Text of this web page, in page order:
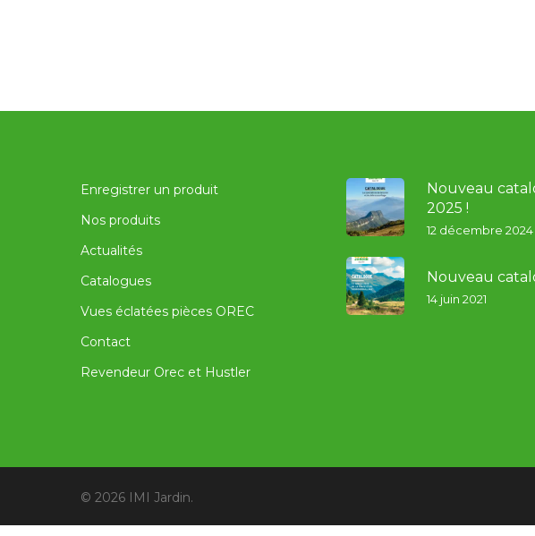
Enregistrer un produit
Nos produits
Actualités
Catalogues
Vues éclatées pièces OREC
Contact
Revendeur Orec et Hustler
Nouveau
2025 !
12 décembre 2024
Nouveau
14 juin 2021
© 2026 IMI Jardin.